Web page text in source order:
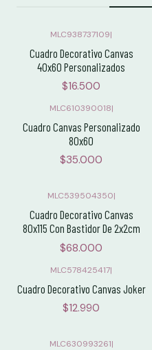
MLC938737109|
Cuadro Decorativo Canvas
40x60 Personalizados
$16.500
MLC610390018|
Cuadro Canvas Personalizado
80x60
$35.000
MLC539504350|
Cuadro Decorativo Canvas
80x115 Con Bastidor De 2x2cm
$68.000
MLC578425417|
Cuadro Decorativo Canvas Joker
$12.990
MLC630993261|